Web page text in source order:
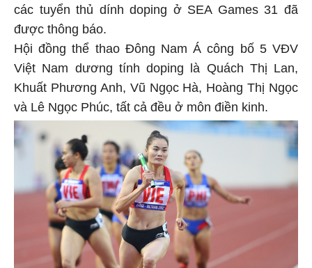
các tuyển thủ dính doping ở SEA Games 31 đã
được thông báo.
Hội đồng thể thao Đông Nam Á công bố 5 VĐV
Việt Nam dương tính doping là Quách Thị Lan,
Khuất Phương Anh, Vũ Ngọc Hà, Hoàng Thị Ngọc
và Lê Ngọc Phúc, tất cả đều ở môn điền kinh.